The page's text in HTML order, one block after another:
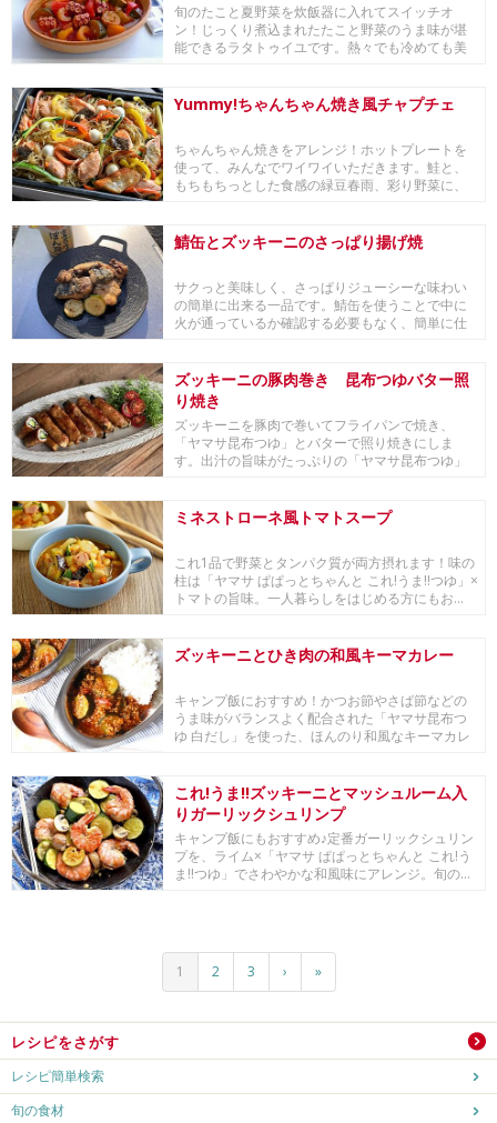
旬のたこと夏野菜を炊飯器に入れてスイッチオ
ン！じっくり煮込まれたたこと野菜のうま味が堪
能できるラタトゥイユです。熱々でも冷めても美
Yummy!ちゃんちゃん焼き風チャプチェ
ちゃんちゃん焼きをアレンジ！ホットプレートを
使って、みんなでワイワイいただきます。鮭と、
もちもちっとした食感の緑豆春雨、彩り野菜に、
鯖缶とズッキーニのさっぱり揚げ焼
サクっと美味しく、さっぱりジューシーな味わい
の簡単に出来る一品です。鯖缶を使うことで中に
火が通っているか確認する必要もなく、簡単に仕
ズッキーニの豚肉巻き 昆布つゆバター照
り焼き
ズッキーニを豚肉で巻いてフライパンで焼き、
「ヤマサ昆布つゆ」とバターで照り焼きにしま
す。出汁の旨味がたっぷりの「ヤマサ昆布つゆ」
ミネストローネ風トマトスープ
これ1品で野菜とタンパク質が両方摂れます！味の
柱は「ヤマサ ぱぱっとちゃんと これ!うま!!つゆ」×
トマトの旨味。一人暮らしをはじめる方にもお...
ズッキーニとひき肉の和風キーマカレー
キャンプ飯におすすめ！かつお節やさば節などの
うま味がバランスよく配合された「ヤマサ昆布つ
ゆ 白だし」を使った、ほんのり和風なキーマカレ
これ!うま!!ズッキーニとマッシュルーム入
りガーリックシュリンプ
キャンプ飯にもおすすめ♪定番ガーリックシュリン
プを、ライム×「ヤマサ ぱぱっとちゃんと これ!う
ま!!つゆ」でさわやかな和風味にアレンジ。旬の...
1 2 3 › »
レシピをさがす
レシピ簡単検索
旬の食材